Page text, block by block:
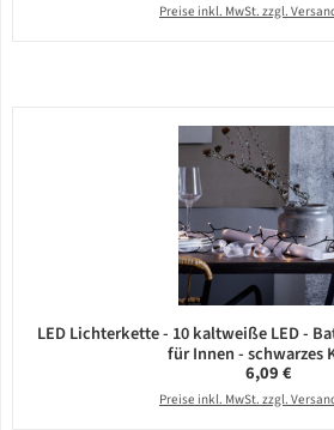
Preise inkl. MwSt. zzgl.
LED Lichterkette - 10 kaltweiße LED -
für Innen - schwarzes
Regulärer
6,09 €
Preise inkl. MwSt. zzgl.